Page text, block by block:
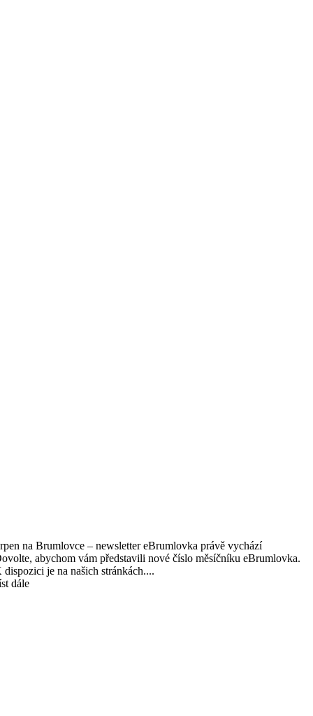
na Brumlovce – newsletter eBrumlovka právě vychází
abychom vám představili nové číslo měsíčníku eBrumlovka.
dispozici je na našich stránkách....
dále